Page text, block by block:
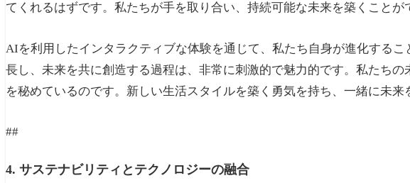
てくれるはずです。私たちが手を取り合い、持続可能な未来を築くことが
AIを利用したインタラクティブな体験を通じて、私たち自身が進化する
長し、未来を共に創造する過程は、非常に刺激的で魅力的です。私たち
を秘めているのです。新しい生活スタイルを築く勇気を持ち、一緒に未来
##
4. サステナビリティとテクノロジーの融合